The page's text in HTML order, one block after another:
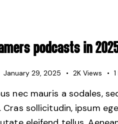
PODCASTS IN
January 29, 2025 2K Views 1
nec mauris a sodales,
Cras sollicitudin, ipsum